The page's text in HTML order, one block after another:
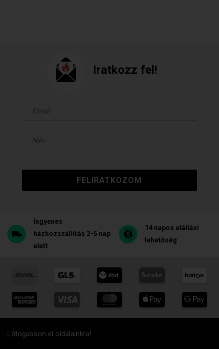
Iratkozz fel!
FELIRATKOZOM
Ingyenes
házhozszállítás 2-5 nap
alatt
14 napos elállási
lehetőség
Látogasson el oldalainkra!